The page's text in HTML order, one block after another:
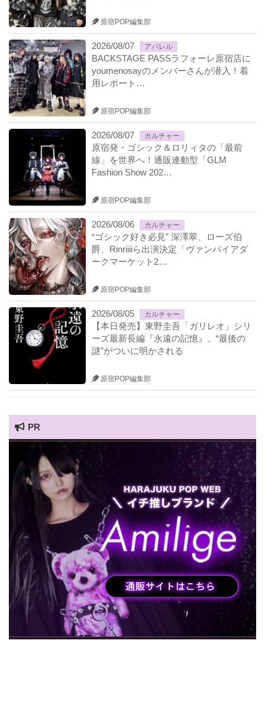
原宿POP編集部
2026/08/07 アパレル
BACKSTAGE PASSラフォーレ原宿店に
youmenosayのメンバーさんが潜入！着
用レポート…
原宿POP編集部
2026/08/07 カルチャー
原宿発・ゴシック＆ロリィタの「最前
線」を世界へ！通販連動型「GLM
Fashion Show 202…
原宿POP編集部
2026/08/06 カルチャー
“ゴシック好き必見” 深澤翠、ローズ伯
爵、Rinriiiiら出演決定「ヴァンパイアダ
ークマーケット2…
原宿POP編集部
2026/08/05 カルチャー
【本日発売】東野圭吾「ガリレオ」シリ
ーズ最新長編『永遠の記憶』。“最後の
謎”がついに明かされる
原宿POP編集部
PR
HARAJUKU POP TV